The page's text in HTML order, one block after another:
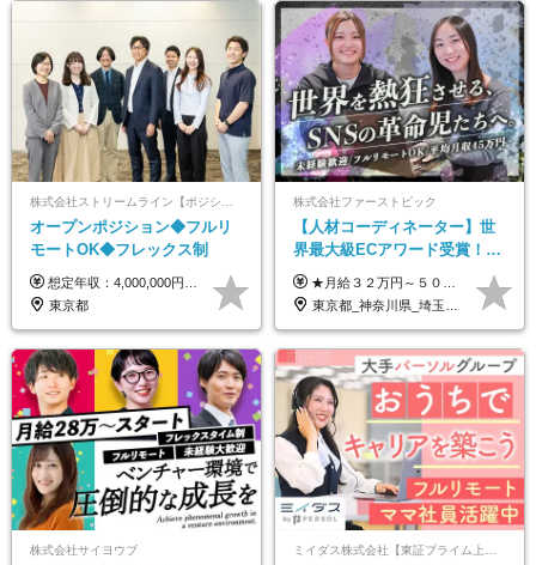
オープンポジション◆フルリ
モートOK◆フレックス制
想定年収：4,000,000円 ～ 8,000,000円 月給：288,000円 ～ 570,000円 ※ご経験・能力に応じて決定いたします。 ※上記額にはみなし残業代を含みます。 ※超過分は全額支給いたします。 ※みなし残業代 45,000円 ～ 89,050円／月 ※みなし残業時間 20時間／月 ※試用期間：3ヶ月（試用期間中の待遇に差異はありません） 【固定残業代について】 固定残業20時間分（45,000円～89,050円）を含む ※超過分は別途全額支給
東京都
株式会社ファーストピック
【人材コーディネーター】世
界最大級ECアワード受賞！フ
ルリモート／未経験◎／月給
３２万円～／年休１３０日以
上／
★月給３２万円～５０万円＋インセンティブ賞与＋決算賞与★ （30時間の固定残業代、一律月54,750円を含む。超過分は支給） ※経験・スキルを考慮の上、決定 ※昇給：随時あり 【インセンティブについて】 自社サービスを提案し、サービス化した場合、一部の利益をインセンティブとして還元します。 試用期間中（6か月間）は、下記の給与となります。 【一都三県、大阪、名古屋、福岡の方】 月給２４万円～＋役職手当＋インセンティブ賞与 【一都三県以外の関東圏、九州、東北、北海道、その他地域の方】 月給２０万円～＋役職手当＋インセンティブ賞与 ※試用期間6ヶ月 ※試用期間中の待遇・福利厚生に差異はなし
東京都_神奈川県_埼玉県_千葉県_大阪府_愛知県_北海道_青森県_岩手県_宮城県_秋田県_山形県_福島県_茨城県_栃木県_群馬県_静岡県_岐阜県_三重県_兵庫県_京都府_滋賀県_奈良県_和歌山県_広島県_岡山県_鳥取県_島根県_山口県_福岡県_熊本県_佐賀県_長崎県_大分県_宮崎県_鹿児島県
株式会社サイヨウブ